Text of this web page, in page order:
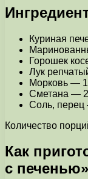
Куриная
Горошек
Лук
Морковь —
Сметана — 2
Соль, перец
Количество
Как
с печенью»